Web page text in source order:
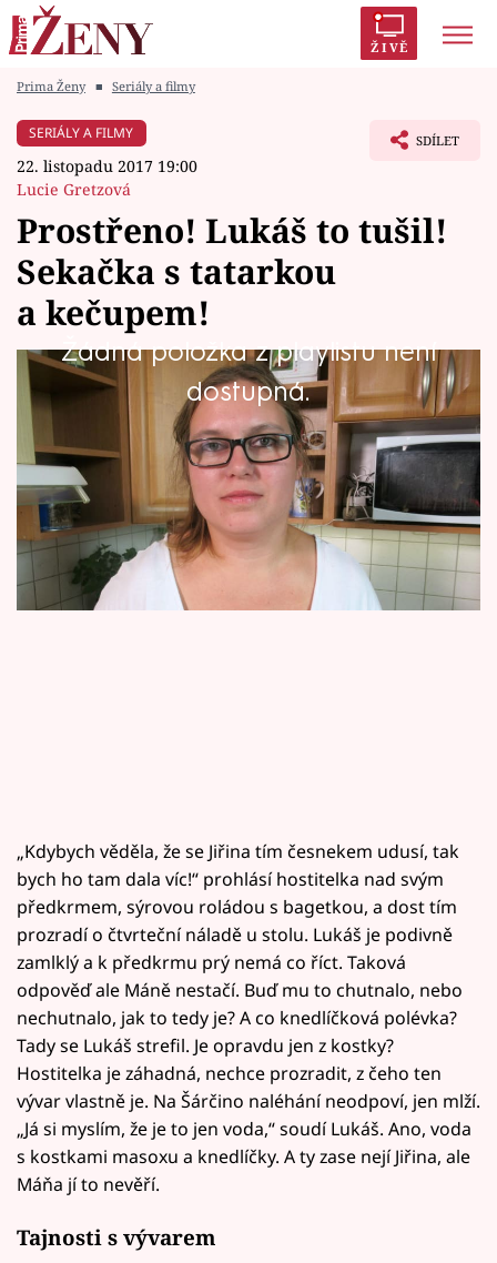
ŽIVĚ
Módní alarm
Témata
Celebrity
Vztahy
Seriály
Horoskopy
Sledujte prima+
Filmový festival Karlovy Vary
Sledujte nás
Prima Ženy ■ Seriály a filmy
SERIÁLY A FILMY
22. listopadu 2017 19:00
Lucie Gretzová
SDÍLET
Prostřeno! Lukáš to tušil!
Sekačka s tatarkou
a kečupem!
Žádná položka z playlistu není
dostupná.
Mária (26), vdaná maminka na mateřské, se
taktiků nebojí. Sama taktizuje a do soutěže jde
s plným nasazením!
„Kdybych věděla, že se Jiřina tím česnekem udusí, tak
bych ho tam dala víc!“ prohlásí hostitelka nad svým
předkrmem, sýrovou roládou s bagetkou, a dost tím
prozradí o čtvrteční náladě u stolu. Lukáš je podivně
zamlklý a k předkrmu prý nemá co říct. Taková
odpověď ale Máně nestačí. Buď mu to chutnalo, nebo
nechutnalo, jak to tedy je? A co knedlíčková polévka?
Tady se Lukáš strefil. Je opravdu jen z kostky?
Hostitelka je záhadná, nechce prozradit, z čeho ten
vývar vlastně je. Na Šárčino naléhání neodpoví, jen mlží.
„Já si myslím, že je to jen voda,“ soudí Lukáš. Ano, voda
s kostkami masoxu a knedlíčky. A ty zase nejí Jiřina, ale
Máňa jí to nevěří.
Tajnosti s vývarem